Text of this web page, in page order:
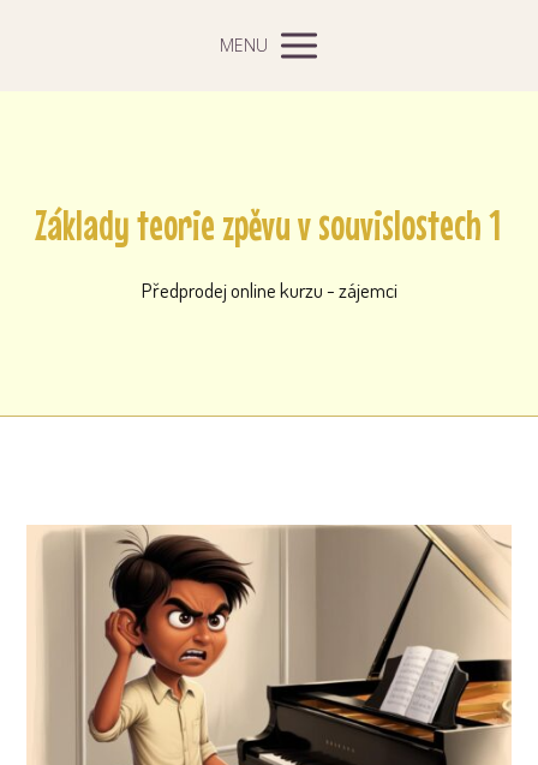
MENU
Základy teorie zpěvu v souvislostech 1
Předprodej online kurzu - zájemci